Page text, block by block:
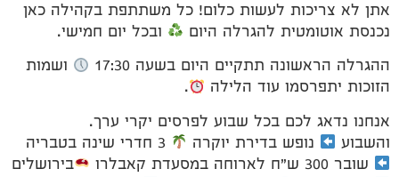
אתן לא צריכות לעשות כלום! כל משתתפת בקהילה כאן
נכנסת אוטומטית להגרלה היום
ובכל יום חמישי.
ההגרלה הראשונה תתקיים היום בשעה 17:30
ושמות
הזוכות יתפרסמו עוד הלילה
.
אנחנו נדאג לכם בכל שבוע לפרסים יקרי ערך.
והשבוע
נופש בדירת יוקרה
שובר 300 ש"ח לארוחה במסעדת קאבלרו
בירושלים